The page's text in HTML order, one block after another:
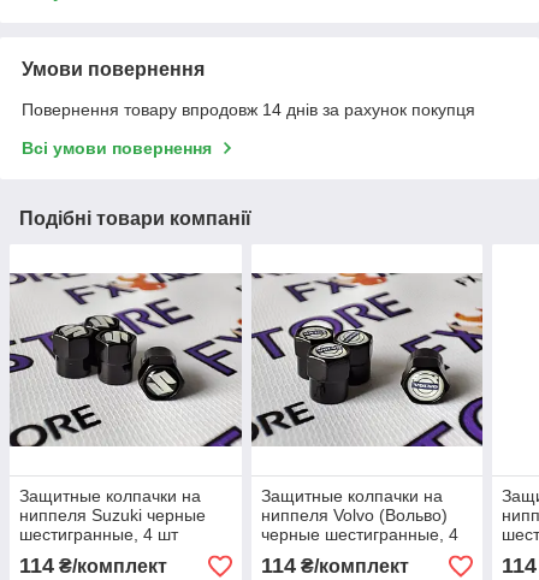
Умови повернення
Повернення товару впродовж 14 днів за рахунок покупця
Всі умови повернення
Подібні товари компанії
Защитные колпачки на
ниппеля Suzuki черные
шестигранные, 4 шт
114 ₴/комплект
Защитные колпачки на
ниппеля Volvo (Вольво)
черные шестигранные, 4
шт
114₴/комплект 114